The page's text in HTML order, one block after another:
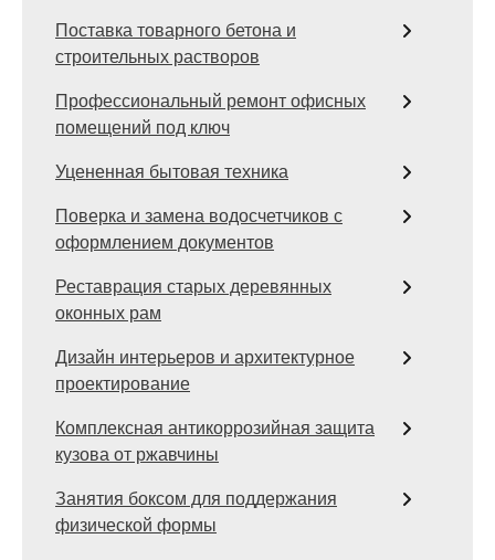
Поставка товарного бетона и
строительных растворов
Профессиональный ремонт офисных
помещений под ключ
Уцененная бытовая техника
Поверка и замена водосчетчиков с
оформлением документов
Реставрация старых деревянных
оконных рам
Дизайн интерьеров и архитектурное
проектирование
Комплексная антикоррозийная защита
кузова от ржавчины
Занятия боксом для поддержания
физической формы